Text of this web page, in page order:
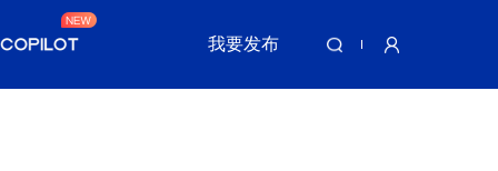
我要发布